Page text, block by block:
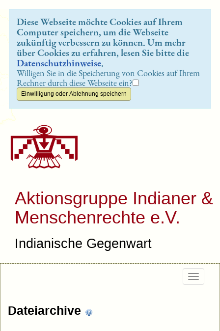
Diese Webseite möchte Cookies auf Ihrem
Computer speichern, um die Webseite
zukünftig verbessern zu können. Um mehr
über Cookies zu erfahren, lesen Sie bitte die
Datenschutzhinweise.
Willigen Sie in die Speicherung von Cookies auf Ihrem
Rechner durch diese Webseite ein?
Aktionsgruppe Indianer &
Menschenrechte e.V.
Indianische Gegenwart
Dateiarchive